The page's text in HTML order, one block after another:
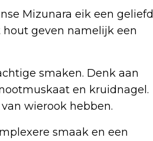
Mizunara eik een geliefd
geven namelijk een
smaken. Denk aan
en kruidnagel.
wierook hebben.
smaak en een